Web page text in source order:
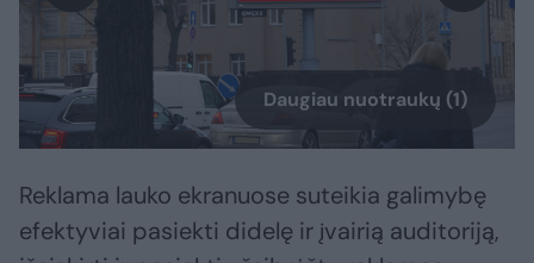
Daugiau nuotraukų (1)
Reklama lauko ekranuose suteikia galimybę
efektyviai pasiekti didelę ir įvairią auditoriją,